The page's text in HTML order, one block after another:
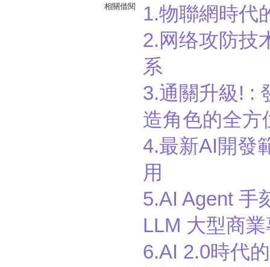
相關借閱
1.物聯網時代
2.网络攻防技
系
3.通關升級! :
造角色的全方
4.最新AI開發
用
5.AI Agent 手
LLM 大型商
6.AI 2.0時代